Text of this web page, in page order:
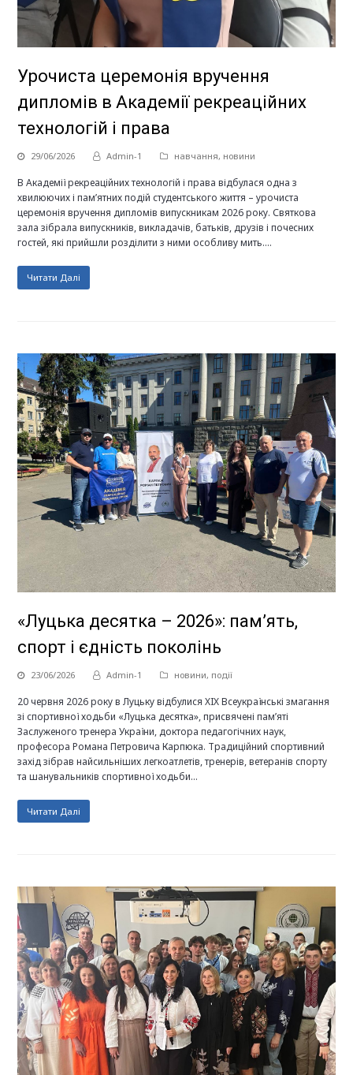
Урочиста церемонія вручення
дипломів в Академії рекреаційних
технологій і права
29/06/2026 Admin-1 навчання, новини
В Академії рекреаційних технологій і права відбулася одна з
хвилюючих і пам’ятних подій студентського життя – урочиста
церемонія вручення дипломів випускникам 2026 року. Святкова
зала зібрала випускників, викладачів, батьків, друзів і почесних
гостей, які прийшли розділити з ними особливу мить.…
Читати Далі
«Луцька десятка – 2026»: пам’ять,
спорт і єдність поколінь
23/06/2026 Admin-1 новини, події
20 червня 2026 року в Луцьку відбулися XIX Всеукраїнські змагання
зі спортивної ходьби «Луцька десятка», присвячені пам’яті
Заслуженого тренера України, доктора педагогічних наук,
професора Романа Петровича Карпюка. Традиційний спортивний
захід зібрав найсильніших легкоатлетів, тренерів, ветеранів спорту
та шанувальників спортивної ходьби…
Читати Далі